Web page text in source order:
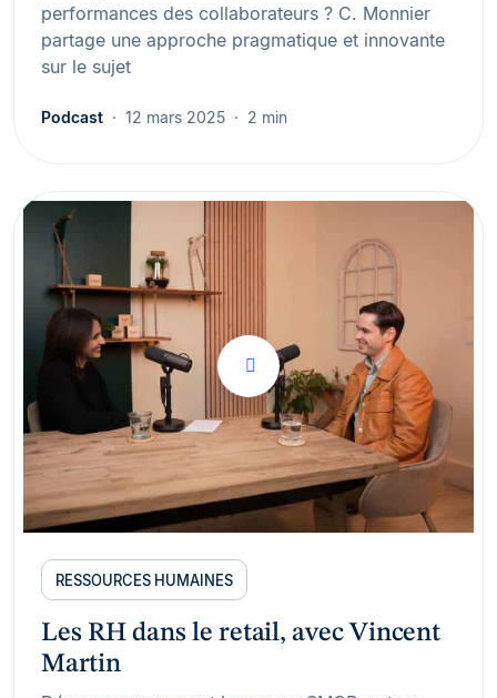
performances des collaborateurs ? C. Monnier
partage une approche pragmatique et innovante
sur le sujet
Podcast 12 mars 2025 2 min
RESSOURCES HUMAINES
Les RH dans le retail, avec Vincent
Martin